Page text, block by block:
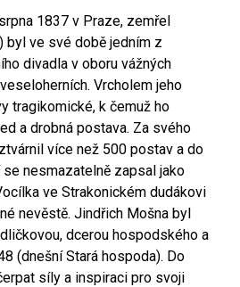
1837 v Praze, zemřel
byl ve své době jedním z
divadla v oboru vážných
Vrcholem jeho
tragikomické, k čemuž ho
a drobná postava. Za svého
více než 500 postav a do
nesmazatelně zapsal jako
ve Strakonickém dudákovi
nevěstě. Jindřich Mošna byl
dcerou hospodského a
(dnešní Stará hospoda). Do
síly a inspiraci pro svoji